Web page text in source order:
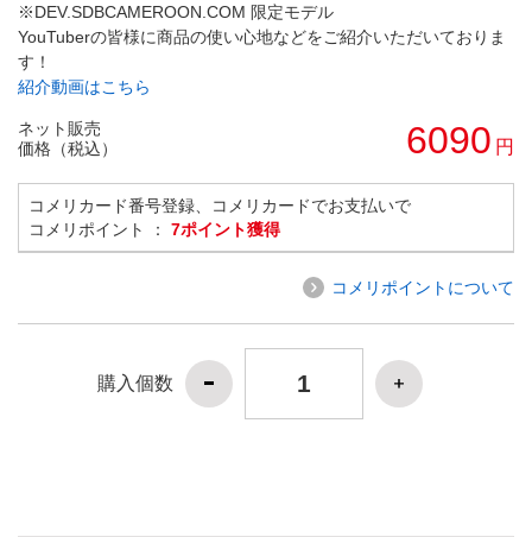
※DEV.SDBCAMEROON.COM 限定モデル
YouTuberの皆様に商品の使い心地などをご紹介いただいておりま
す！
紹介動画はこちら
ネット販売
価格（税込）
6090 円
コメリカード番号登録、コメリカードでお支払いで
コメリポイント ： 7ポイント獲得
コメリポイントについて
購入個数